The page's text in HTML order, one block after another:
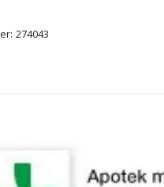
274043